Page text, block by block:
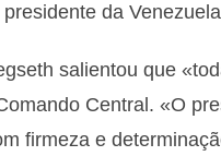
presidente da
salientou que
Central. «O
firmeza e